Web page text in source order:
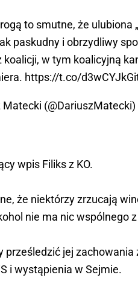
to smutne, że ulubiona
paskudny i obrzydliwy
koalicji, w tym koalicyjną
https://t.co/
(@DariuszMatecki)
wpis Filiks z KO.
że niektórzy zrzucają
nie ma nic wspólnego
prześledzić jej zachowania
i wystąpienia w Sejmie.